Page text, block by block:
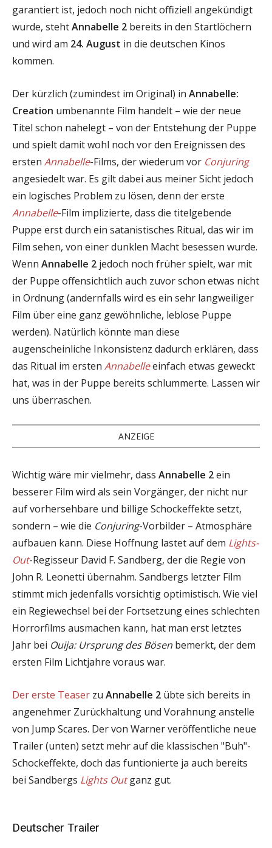
garantiert ist, jedoch noch nicht offiziell angekündigt
wurde, stehtAnnabelle 2 bereits in den Startlöchern
und wird am 24. August in die deutschen Kinos
kommen.
Der kürzlich (zumindest im Original) in Annabelle:
Creation umbenannte Film handelt – wie der neue
Titel schon nahelegt – von der Entstehung der Puppe
und spielt damit wohl noch vor den Ereignissen des
ersten Annabelle-Films, der wiederum vor Conjuring
angesiedelt war. Es gilt dabei aus meiner Sicht jedoch
ein logisches Problem zu lösen, denn der erste
Annabelle-Film implizierte, dass die titelgebende
Puppe erst durch ein satanistisches Ritual, das wir im
Film sehen, von einer dunklen Macht besessen wurde.
Wenn Annabelle 2 jedoch noch früher spielt, war mit
der Puppe offensichtlich auch zuvor schon etwas nicht
in Ordnung (andernfalls wird es ein sehr langweiliger
Film über eine ganz gewöhnliche, leblose Puppe
werden). Natürlich könnte man diese
augenscheinliche Inkonsistenz dadurch erklären, dass
das Ritual im ersten Annabelleeinfach etwas geweckt
hat, was in der Puppe bereits schlummerte. Lassen wir
uns überraschen.
ANZEIGE
Wichtig wäre mir vielmehr, dass Annabelle 2ein
besserer Film wird als sein Vorgänger, der nicht nur
auf vorhersehbare und billige Schockeffekte setzt,
sondern – wie die Conjuring-Vorbilder – Atmosphäre
aufbauen kann. Diese Hoffnung lastet auf dem Lights-
Out-Regisseur David F. Sandberg, der die Regie von
John R. Leonetti übernahm. Sandbergs letzter Film
stimmt mich jedenfalls vorsichtig optimistisch. Wie viel
ein Regiewechsel bei der Fortsetzung eines schlechten
Horrorfilms ausmachen kann, hat man erst letztes
Jahr bei Ouija: Ursprung des Bösen bemerkt, der dem
ersten Film Lichtjahre voraus war.
Der erste Teaser zu Annabelle 2 übte sich bereits in
angenehmer Zurückhaltung und Vorahnung anstelle
von Jump Scares. Der von Warner veröffentliche neue
Trailer (unten) setzt mehr auf die klassischen "Buh"-
Schockeffekte, doch das funtionierte ja auch bereits
bei Sandbergs Lights Outganz gut.
Deutscher Trailer